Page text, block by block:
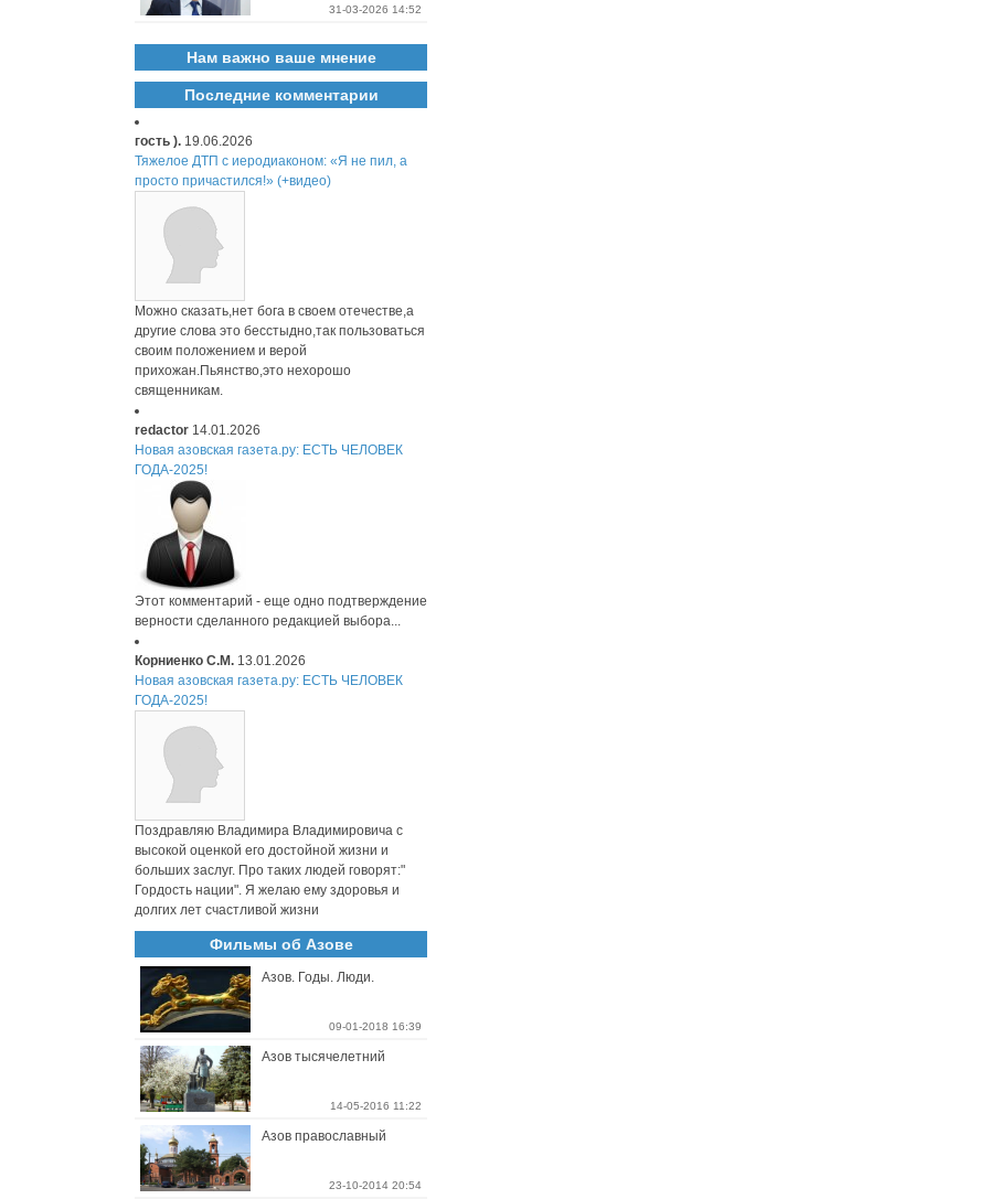
31-03-2026 14:52
Нам важно ваше мнение
Последние комментарии
гость ). 19.06.2026
Тяжелое ДТП с иеродиаконом: «Я не пил, а
просто причастился!» (+видео)
Можно сказать,нет бога в своем отечестве,а
другие слова это бесстыдно,так пользоваться
своим положением и верой
прихожан.Пьянство,это нехорошо
священникам.
redactor 14.01.2026
Новая азовская газета.ру: ЕСТЬ ЧЕЛОВЕК
ГОДА-2025!
Этот комментарий - еще одно подтверждение
верности сделанного редакцией выбора...
Корниенко С.М. 13.01.2026
Новая азовская газета.ру: ЕСТЬ ЧЕЛОВЕК
ГОДА-2025!
Поздравляю Владимира Владимировича с
высокой оценкой его достойной жизни и
больших заслуг. Про таких людей говорят:"
Гордость нации". Я желаю ему здоровья и
долгих лет счастливой жизни
Фильмы об Азове
Азов. Годы. Люди.
09-01-2018 16:39
Азов тысячелетний
14-05-2016 11:22
Азов православный
23-10-2014 20:54